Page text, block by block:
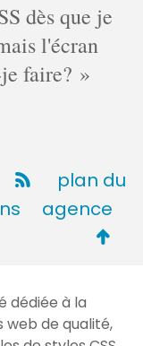
dès que je
l'écran
faire?
plan du
agence
de
dédiée à la
de qualité,